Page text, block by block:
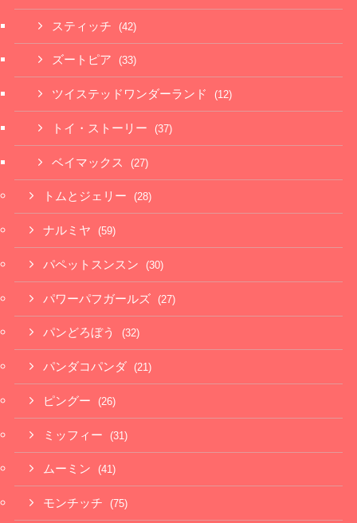
スティッチ (42)
ズートピア (33)
ツイステッドワンダーランド (12)
トイ・ストーリー (37)
ベイマックス (27)
トムとジェリー (28)
ナルミヤ (59)
パペットスンスン (30)
パワーパフガールズ (27)
パンどろぼう (32)
パンダコパンダ (21)
ピングー (26)
ミッフィー (31)
ムーミン (41)
モンチッチ (75)